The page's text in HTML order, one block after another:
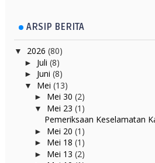
ARSIP BERITA
▼ 2026 (80)
► Juli (8)
► Juni (8)
▼ Mei (13)
► Mei 30 (2)
▼ Mei 23 (1)
Pemeriksaan Keselamatan
► Mei 20 (1)
► Mei 18 (1)
► Mei 13 (2)